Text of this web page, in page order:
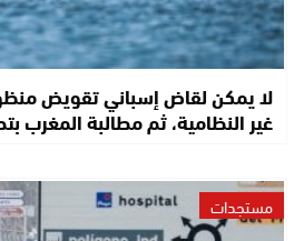
لا يمكن لقاض إسباني تقويض
غير النظامية، ثم مطالبة المغرب
مستجدات